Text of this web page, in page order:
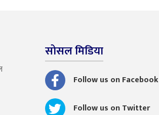
सोसल मिडिया
Follow us on Facebook
Follow us on Twitter